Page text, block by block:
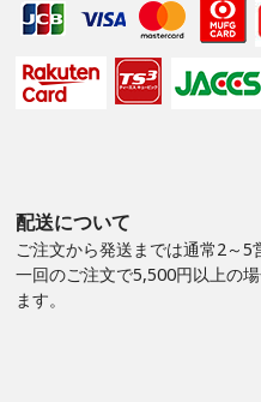
配送について
ご注文から発送までは通常2～5
一回のご注文で5,500円以上の
ます。